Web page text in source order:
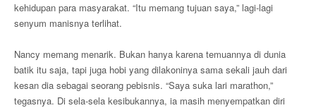
kehidupan para masyarakat. “Itu memang tujuan saya,” lagi-lagi
senyum manisnya terlihat.
Nancy memang menarik. Bukan hanya karena temuannya di dunia
batik itu saja, tapi juga hobi yang dilakoninya sama sekali jauh dari
kesan dia sebagai seorang pebisnis. “Saya suka lari marathon,”
tegasnya. Di sela-sela kesibukannya, ia masih menyempatkan diri